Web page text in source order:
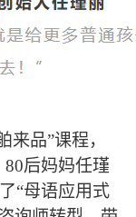
品”课程，
后妈妈任瑾
“母语应用式